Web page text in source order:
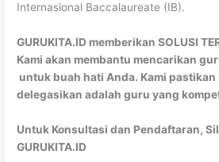
Internasional Baccalaureate (IB).
GURUKITA.ID memberikan SOLUSI
Kami akan membantu mencarikan
untuk buah hati Anda. Kami
delegasikan adalah guru yang
Untuk Konsultasi dan Pendaftaran,
GURUKITA.ID